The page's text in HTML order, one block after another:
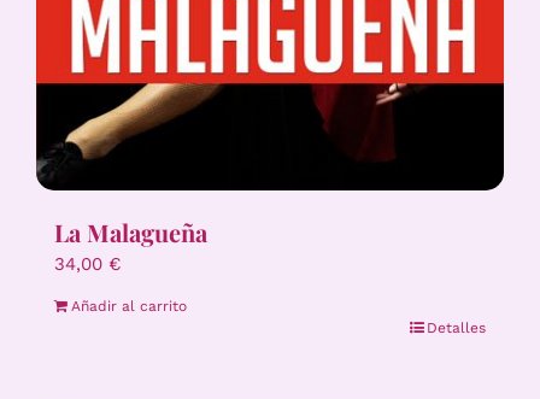
La Malagueña
34,00 €
Añadir al carrito
Detalles